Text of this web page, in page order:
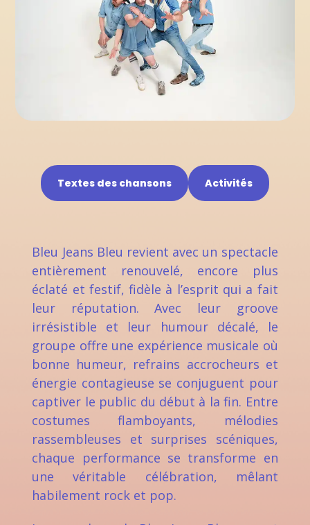
Textes des chansons Activités
Bleu Jeans Bleu revient avec un spectacle
entièrement renouvelé, encore plus
éclaté et festif, fidèle à l’esprit qui a fait
leur réputation. Avec leur groove
irrésistible et leur humour décalé, le
groupe offre une expérience musicale où
bonne humeur, refrains accrocheurs et
énergie contagieuse se conjuguent pour
captiver le public du début à la fin. Entre
costumes flamboyants, mélodies
rassembleuses et surprises scéniques,
chaque performance se transforme en
une véritable célébration, mêlant
habilement rock et pop.